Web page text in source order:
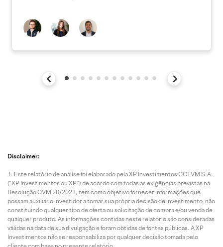
Disclaimer:
Este relatório de análise foi elaborado pela XP Investimentos CCTVM S.A.
(“XP Investimentos ou XP”) de acordo com todas as exigências previstas na
Resolução CVM 20/2021, tem como objetivo fornecer informações que
possam auxiliar o investidor a tomar sua própria decisão de investimento, não
constituindo qualquer tipo de oferta ou solicitação de compra e/ou venda de
qualquer produto. As informações contidas neste relatório são consideradas
válidas na data de sua divulgação e foram obtidas de fontes públicas. A XP
Investimentos não se responsabiliza por qualquer decisão tomada pelo